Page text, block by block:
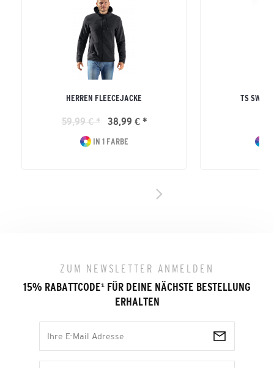
HERREN FLEECEJACKE
59,99 € * 38,99 € *
IN 1 FARBE
TS
ZUM NEWSLETTER ANMELDEN
15% RABATTCODE¹ FÜR DEINE NÄCHSTE BESTELLUNG
ERHALTEN